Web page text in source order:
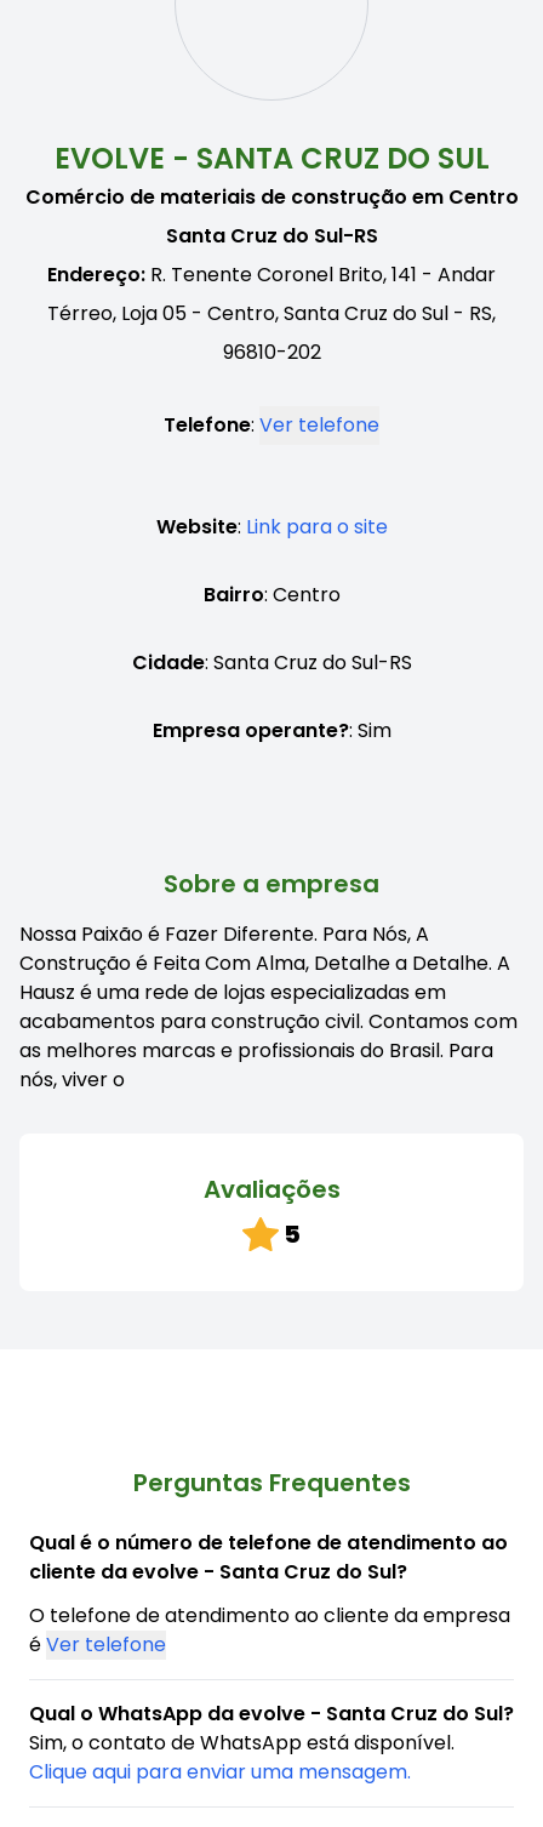
EVOLVE - SANTA CRUZ DO SUL
Comércio de materiais de construção em Centro
Santa Cruz do Sul-RS
Endereço: R. Tenente Coronel Brito, 141 - Andar
Térreo, Loja 05 - Centro, Santa Cruz do Sul - RS,
96810-202
Telefone: Ver telefone
Website: Link para o site
Bairro: Centro
Cidade: Santa Cruz do Sul-RS
Empresa operante?: Sim
Sobre a empresa
Nossa Paixão é Fazer Diferente. Para Nós, A
Construção é Feita Com Alma, Detalhe a Detalhe. A
Hausz é uma rede de lojas especializadas em
acabamentos para construção civil. Contamos com
as melhores marcas e profissionais do Brasil. Para
nós, viver o
Avaliações
5
Perguntas Frequentes
Qual é o número de telefone de atendimento ao
cliente da evolve - Santa Cruz do Sul?
O telefone de atendimento ao cliente da empresa
éVer telefone
Qual o WhatsApp da evolve - Santa Cruz do Sul?
Sim, o contato de WhatsApp está disponível.
Clique aqui para enviar uma mensagem.